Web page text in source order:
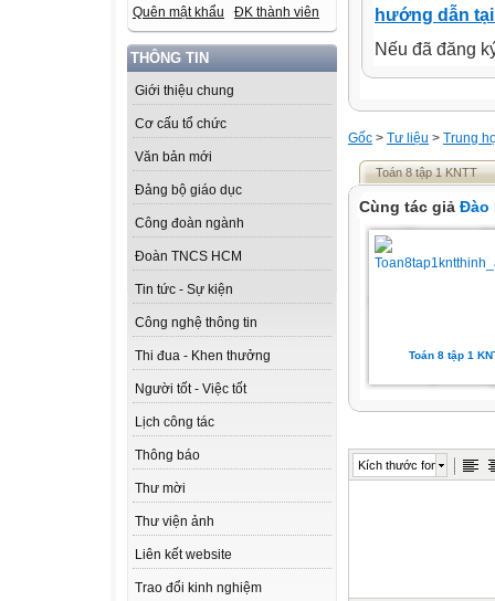
Quên mật khẩu ĐK thành viên
THÔNG TIN
Giới thiệu chung
Cơ cấu tổ chức
Văn bản mới
Đảng bộ giáo dục
Công đoàn ngành
Đoàn TNCS HCM
Tin tức - Sự kiện
Công nghệ thông tin
Thi đua - Khen thưởng
Người tốt - Việc tốt
Lịch công tác
Thông báo
Thư mời
Thư viện ảnh
Liên kết website
Trao đổi kinh nghiệm
hướng dẫn
Nếu đã đăng
Gốc > Tư liệu > Trung
Toán 8 tập 1 KNTT
Cùng tác giả Đào
Toán 8 tập 1
Kích thước font